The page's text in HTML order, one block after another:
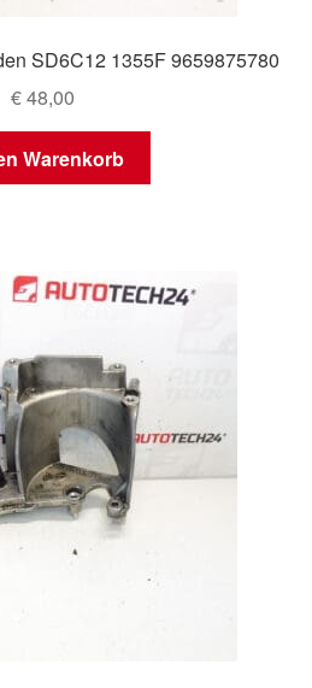
SD6C12 1355F 9659875780
€48,00
Warenkorb